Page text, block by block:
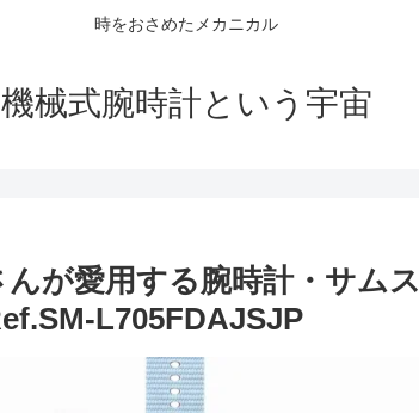
時をおさめたメカニカル
機械式腕時計という宇宙
が愛用する腕時計・サムス
L705FDAJSJP